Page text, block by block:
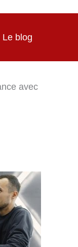
Le blog
avec